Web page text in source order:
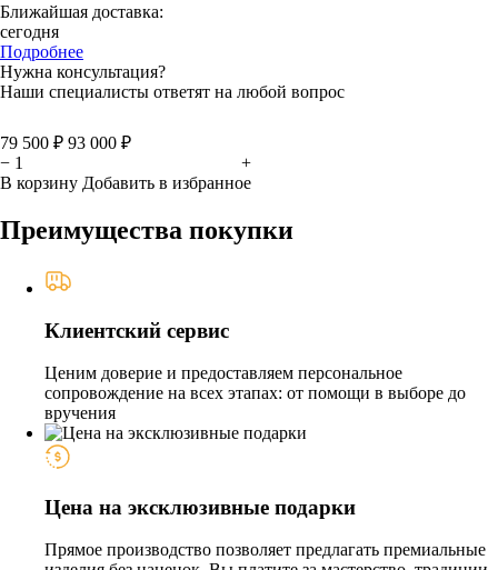
Ближайшая доставка:
сегодня
Подробнее
Нужна консультация?
Наши специалисты ответят на любой вопрос
79 500 ₽ 93 000 ₽
−
+
В корзину Добавить в избранное
Преимущества покупки
Клиентский сервис
Ценим доверие и предоставляем персональное
сопровождение на всех этапах: от помощи в выборе до
вручения
Цена на эксклюзивные подарки
Прямое производство позволяет предлагать премиальные